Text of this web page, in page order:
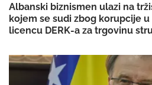
Albanski biznismen ulazi na
kojem se sudi zbog korupcije
licencu DERK-a za trgovinu